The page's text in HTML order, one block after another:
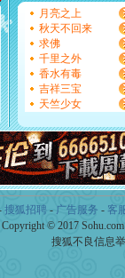
都要快乐噢!
[圣诞节]
奉上一颗祝福的
如意,快乐,鲜花,一切美好
[元旦]
看到你我会触电；
断电。爱你是我职业，想
你是我专业！水晶之恋祝你
[元旦]
如果上天让我许三
起；二是再生再世和你在
。水晶之恋祝你新年快乐
旦]当我狠下心扭头离去
，这痛楚让我明白我多
了。水晶之恋祝你新年快
节]风柔雨润好月圆，半
颜！冬去春来似水如烟，
道一声平安！新年吉祥万事
[春节]传说薰衣草有四片叶
片叶子是希望，第三片叶
月亮之上
秋天不回来
求佛
千里之外
香水有毒
吉祥三宝
天竺少女
搜狐招聘- 广告服务 - 客
Copyright © 2017
搜狐不良信息